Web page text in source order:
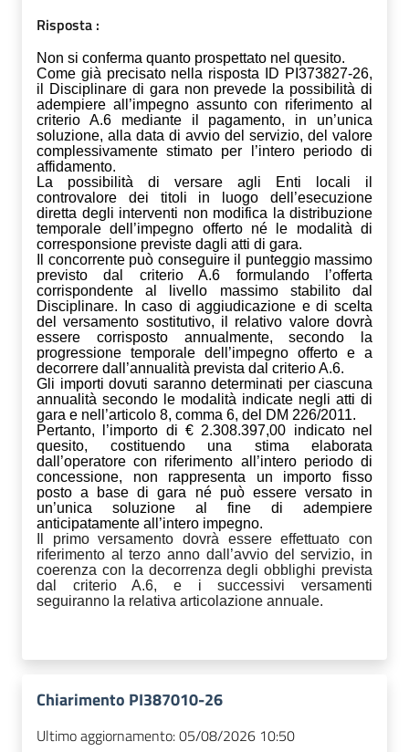
Risposta :
Non si conferma quanto prospettato nel quesito.
Come già precisato nella risposta ID PI373827-26,
il Disciplinare di gara non prevede la possibilità di
adempiere all’impegno assunto con riferimento al
criterio A.6 mediante il pagamento, in un’unica
soluzione, alla data di avvio del servizio, del valore
complessivamente stimato per l’intero periodo di
affidamento.
La possibilità di versare agli Enti locali il
controvalore dei titoli in luogo dell’esecuzione
diretta degli interventi non modifica la distribuzione
temporale dell’impegno offerto né le modalità di
corresponsione previste dagli atti di gara.
Il concorrente può conseguire il punteggio massimo
previsto dal criterio A.6 formulando l’offerta
corrispondente al livello massimo stabilito dal
Disciplinare. In caso di aggiudicazione e di scelta
del versamento sostitutivo, il relativo valore dovrà
essere corrisposto annualmente, secondo la
progressione temporale dell’impegno offerto e a
decorrere dall’annualità prevista dal criterio A.6.
Gli importi dovuti saranno determinati per ciascuna
annualità secondo le modalità indicate negli atti di
gara e nell’articolo 8, comma 6, del DM 226/2011.
Pertanto, l’importo di € 2.308.397,00 indicato nel
quesito, costituendo una stima elaborata
dall’operatore con riferimento all’intero periodo di
concessione, non rappresenta un importo fisso
posto a base di gara né può essere versato in
un’unica soluzione al fine di adempiere
anticipatamente all’intero impegno.
Il primo versamento dovrà essere effettuato con
riferimento al terzo anno dall’avvio del servizio, in
coerenza con la decorrenza degli obblighi prevista
dal criterio A.6, e i successivi versamenti
seguiranno la relativa articolazione annuale.
Chiarimento PI387010-26
Ultimo aggiornamento:05/08/2026 10:50